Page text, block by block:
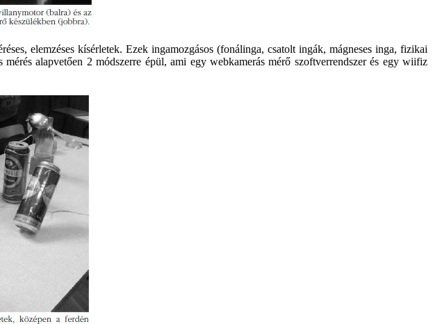
elemzéses kísérletek. Ezek ingamozgásos (fonálinga, csatolt ingák, mágneses inga, fizikai
alapvetően 2 módszerre épül, ami egy webkamerás mérő szoftverrendszer és egy wiifiz